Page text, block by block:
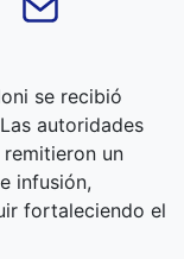
se recibió
autoridades
un
infusión,
fortaleciendo el